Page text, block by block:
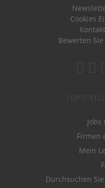
Cookies
Bewerten
Jobs
Firmen
Mein
Durchsuchen